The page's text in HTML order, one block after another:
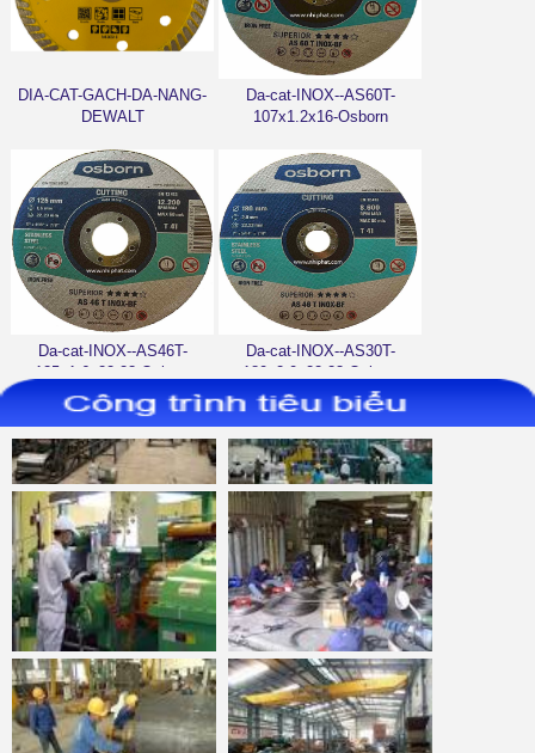
DEWALT
Da-cat-INOX--AS60T-
107x1.2x16-Osborn
Da-cat-INOX--AS46T-
125x1.6x22.23-Osborn
Da-cat-INOX--AS30T-
180x2.0x22.23-Osborn
Da-cat-INOX--AS36Q-
355x3.0x25.4-Osborn
Da-mai-INOX--AS30S-
100x6x16-Osborn